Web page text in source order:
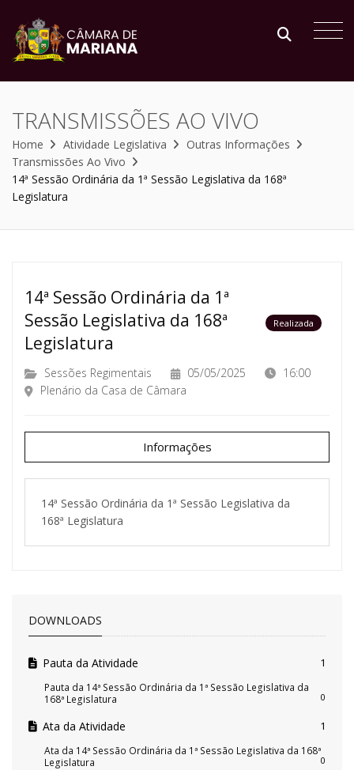
TRANSMISSÕES AO VIVO
Home Atividade Legislativa
Outras Informações
Transmissões Ao Vivo
14ª Sessão Ordinária da 1ª Sessão Legislativa da 168ª
Legislatura
14ª Sessão Ordinária da 1ª
Sessão Legislativa da 168ª
Legislatura
Realizada
Sessões Regimentais 05/05/2025
16:00
Plenário da Casa de Câmara
Informações
14ª Sessão Ordinária da 1ª Sessão Legislativa da
168ª Legislatura
DOWNLOADS
Pauta da Atividade 1
Pauta da 14ª Sessão Ordinária da 1ª Sessão Legislativa da
168ª Legislatura
0
Ata da Atividade 1
Ata da 14ª Sessão Ordinária da 1ª Sessão Legislativa da 168ª
Legislatura
0